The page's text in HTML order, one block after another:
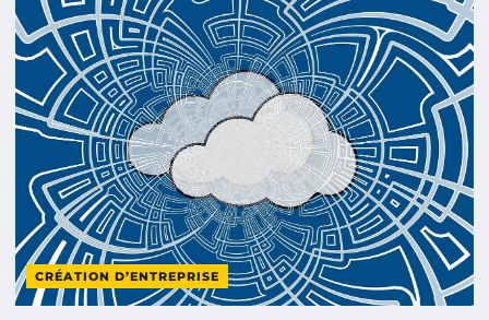
CRÉATION D’ENTREPRISE